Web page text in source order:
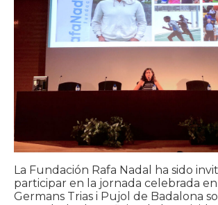
La Fundación Rafa Nadal ha sido
participar en la jornada celebrada en
Germans Trias i Pujol de Badalona